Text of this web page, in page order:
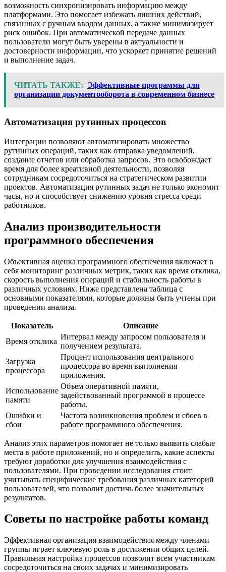
возможность синхронизировать информацию между
платформами. Это помогает избежать лишних действий,
связанных с ручным вводом данных, а также минимизирует
риск ошибок. При автоматической передаче данных
пользователи могут быть уверены в актуальности и
достоверности информации, что ускоряет принятие решений
и выполнение задач.
ЧИТАТЬ ТАКЖЕ: Эффективные программы для
организации документооборота в современном бизнесе
Автоматизация рутинных процессов
Интеграции позволяют автоматизировать множество
рутинных операций, таких как отправка уведомлений,
создание отчетов или обработка запросов. Это освобождает
время для более креативной деятельности, позволяя
сотрудникам сосредоточиться на стратегическом развитии
проектов. Автоматизация рутинных задач не только экономит
часы, но и способствует снижению уровня стресса среди
работников.
Анализ производительности
программного обеспечения
Объективная оценка программного обеспечения включает в
себя мониторинг различных метрик, таких как время отклика,
скорость выполнения операций и стабильность работы в
различных условиях. Ниже представлена таблица с
основными показателями, которые должны быть учтены при
проведении анализа.
Показатель
Описание
Время отклика
Интервал между запросом пользователя и
получением результата.
Загрузка
процессора
Процент использования центрального
процессора во время выполнения
приложения.
Использование
памяти
Объем оперативной памяти,
задействованный программой в процессе
работы.
Ошибки и
сбои
Частота возникновения проблем и сбоев в
работе программного обеспечения.
Анализ этих параметров помогает не только выявить слабые
места в работе приложений, но и определить, какие аспекты
требуют доработки для улучшения взаимодействия с
пользователями. При проведении исследования стоит
учитывать специфические требования различных категорий
пользователей, что позволит достичь более значительных
результатов.
Советы по настройке работы команд
Эффективная организация взаимодействия между членами
группы играет ключевую роль в достижении общих целей.
Правильная настройка процессов позволит всем участникам
сосредоточиться на своих задачах и минимизировать